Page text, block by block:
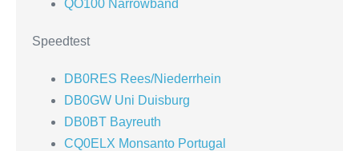
QO100 Narrowband
Speedtest
DB0RES Rees/Niederrhein
DB0GW Uni Duisburg
DB0BT Bayreuth
CQ0ELX Monsanto Portugal